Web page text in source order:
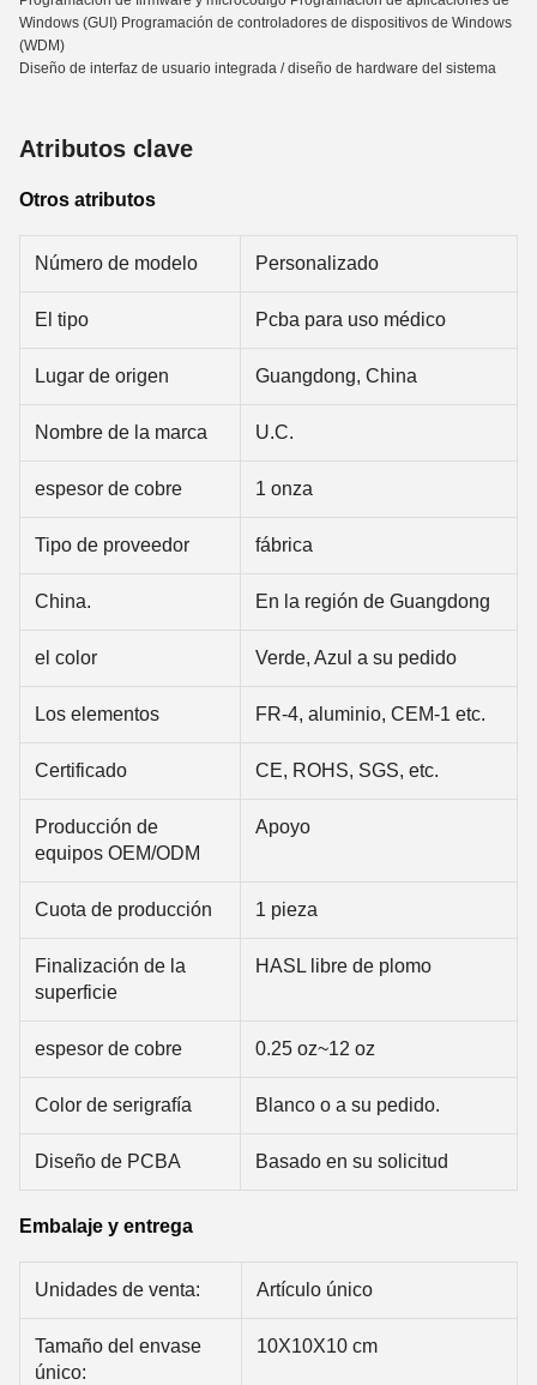
Windows (GUI) Programación de controladores de dispositivos de Windows
(WDM)
Diseño de interfaz de usuario integrada / diseño de hardware del sistema
Atributos clave
Otros atributos
Número de modelo Personalizado
El tipo Pcba para uso médico
Lugar de origen Guangdong, China
Nombre de la marca U.C.
espesor de cobre 1 onza
Tipo de proveedor fábrica
China. En la región de Guangdong
el color Verde, Azul a su pedido
Los elementos FR-4, aluminio, CEM-1 etc.
Certificado CE, ROHS, SGS, etc.
Producción de
equipos OEM/ODM
Apoyo
Cuota de producción 1 pieza
Finalización de la
superficie
HASL libre de plomo
espesor de cobre 0.25 oz~12 oz
Color de serigrafía Blanco o a su pedido.
Diseño de PCBA Basado en su solicitud
Embalaje y entrega
Unidades de venta: Artículo único
Tamaño del envase
único:
10X10X10 cm